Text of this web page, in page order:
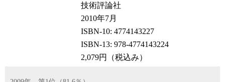
技術評論社
2010年7月
ISBN-10: 4774143227
ISBN-13: 978-4774143224
2,079円（税込み）